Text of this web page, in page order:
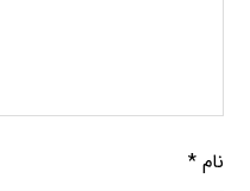
نام*